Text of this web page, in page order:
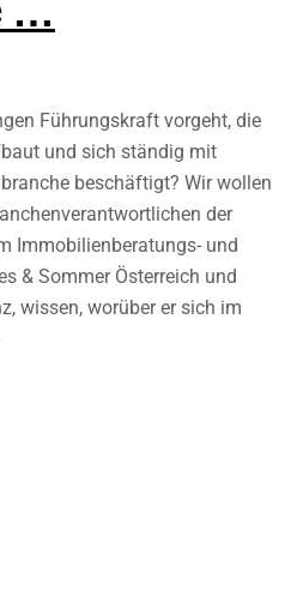
…
Führungskraft vorgeht, die
und sich ständig mit
beschäftigt? Wir wollen
der
Immobilienberatungs- und
& Sommer Österreich und
wissen, worüber er sich im